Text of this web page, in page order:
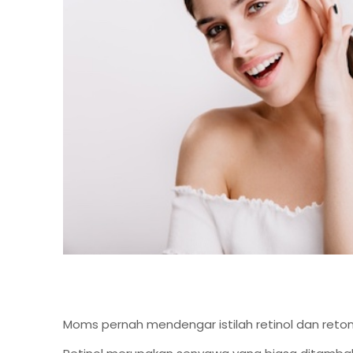
Moms pernah mendengar istilah retinol dan